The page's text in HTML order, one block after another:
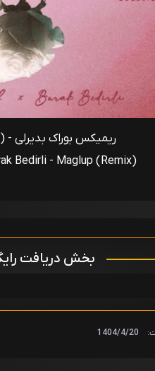
ریمیکس بوراک بدیرلی - Maglup (Remix)
Bedirli - Maglup (Remix)
بخش دریافت
1404/4/20